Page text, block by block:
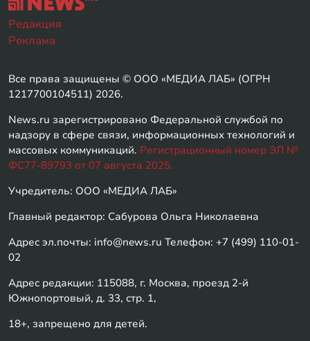
Редакция
Реклама
Все права защищены © ООО «МЕДИА ЛАБ» (ОГРН
1217700104511) 2026.
News.ru зарегистрировано Федеральной службой по
надзору в сфере связи, информационных технологий и
массовых коммуникаций. Регистрационный номер ЭЛ №
ФС77-89793 от 07 августа 2025.
Учредитель: ООО «МЕДИА ЛАБ»
Главный редактор: Сабурова Ольга Николаевна
Адрес эл.почты: info@news.ru Телефон: +7 (499) 110-01-
02
Адрес редакции: 115088, г. Москва, проезд 2-й
Южнопортовый, д. 33, стр. 1,
18+, запрещено для детей.